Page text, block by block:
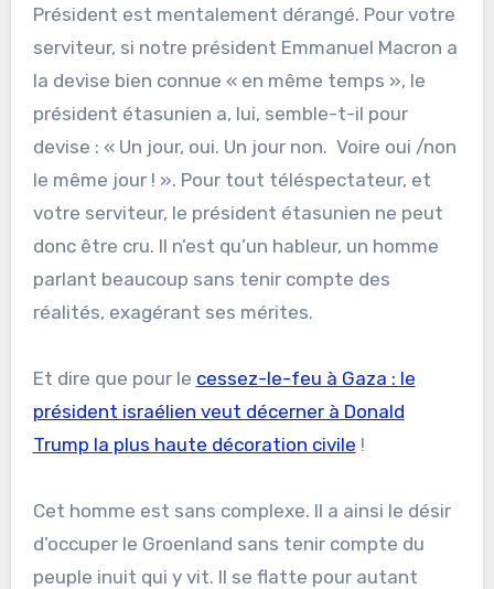
Président est mentalement dérangé. Pour votre
serviteur, si notre président Emmanuel Macron a
la devise bien connue « en même temps », le
président étasunien a, lui, semble-t-il pour
devise : « Un jour, oui. Un jour non. Voire oui /non
le même jour ! ». Pour tout téléspectateur, et
votre serviteur, le président étasunien ne peut
donc être cru. Il n’est qu’un hableur, un homme
parlant beaucoup sans tenir compte des
réalités, exagérant ses mérites.
Et dire que pour le cessez-le-feu à Gaza : le
président israélien veut décerner à Donald
Trump la plus haute décoration civile !
Cet homme est sans complexe. Il a ainsi le désir
d’occuper le Groenland sans tenir compte du
peuple inuit qui y vit. Il se flatte pour autant